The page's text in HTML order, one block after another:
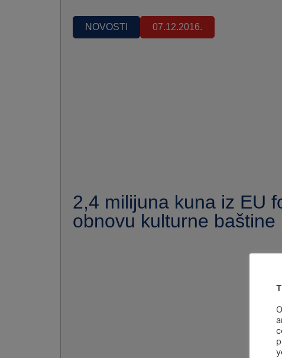
NOVOSTI 07.12.2016.
2,4 milijuna kuna iz EU
obnovu kulturne baštine